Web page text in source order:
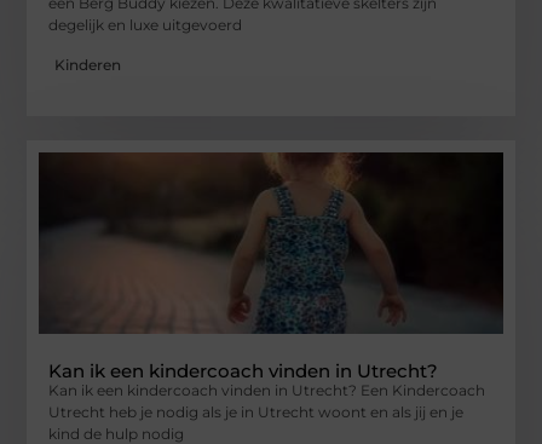
degelijk en luxe uitgevoerd
Kinderen
Kan ik een kindercoach vinden in Utrecht?
Kan ik een kindercoach vinden in Utrecht? Een Kindercoach
Utrecht heb je nodig als je in Utrecht woont en als jij en je
kind de hulp nodig